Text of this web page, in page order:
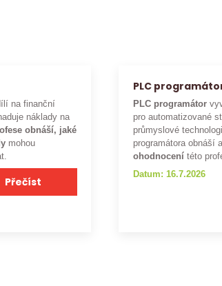
na finanční
náklady na
obnáší, jaké
mohou
Přečíst
PLC
PLC programátor
pro automatizované
průmyslové
programátora obnáší
ohodnocení této
Datum: 16.7.2026